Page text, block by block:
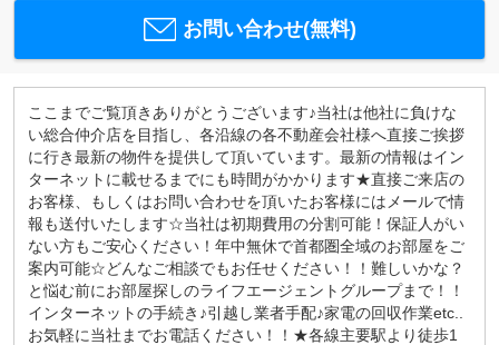
お問い合わせ(無料)
ここまでご覧頂きありがとうございます♪当社は他社に負けな
い総合仲介店を目指し、各沿線の各不動産会社様へ直接ご挨拶
に行き最新の物件を提供して頂いています。最新の情報はイン
ターネットに載せるまでにも時間がかかります★直接ご来店の
お客様、もしくはお問い合わせを頂いたお客様にはメールで情
報も送付いたします☆当社は初期費用の分割可能！保証人がい
ない方もご安心ください！年中無休で首都圏全域のお部屋をご
案内可能☆どんなご相談でもお任せください！！難しいかな？
と悩む前にお部屋探しのライフエージェントグループまで！！
インターネットの手続き♪引越し業者手配♪家電の回収作業etc..
お気軽に当社までお電話ください！！★各線主要駅より徒歩1